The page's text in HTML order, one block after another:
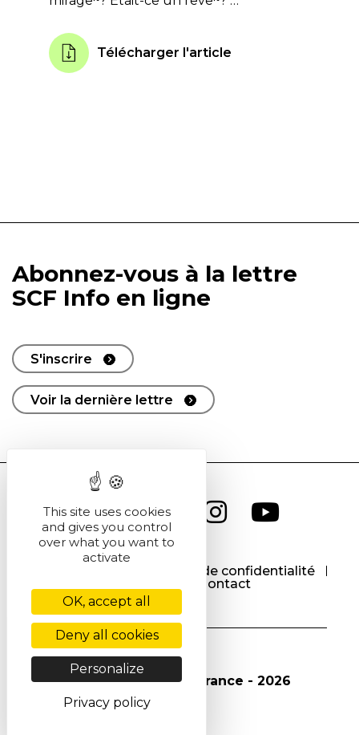
Télécharger l'article
Abonnez-vous à la lettre
SCF Info en ligne
S'inscrire
Voir la dernière lettre
Politique de confidentialité
Contact
© Société Chimique de France - 2026
This site uses cookies
and gives you control
over what you want to
activate
OK, accept all
Deny all cookies
Personalize
Privacy policy